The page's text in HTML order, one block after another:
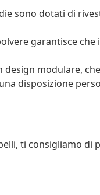
sono dotati di
garantisce
modulare,
disposizione
ti consigliamo di